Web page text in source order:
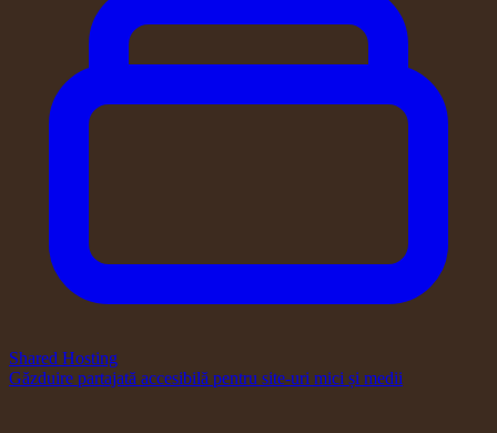
Shared Hosting
Găzduire partajată accesibilă pentru site-uri mici și medii